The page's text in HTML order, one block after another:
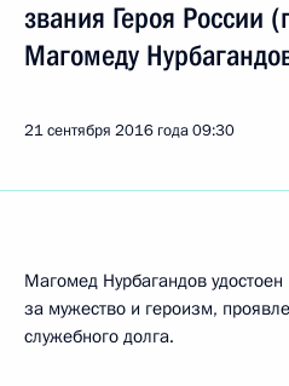
звания Героя России
Магомеду
21 сентября 2016 года09:30
Магомед Нурбагандов
за мужество и героизм,
служебного долга.